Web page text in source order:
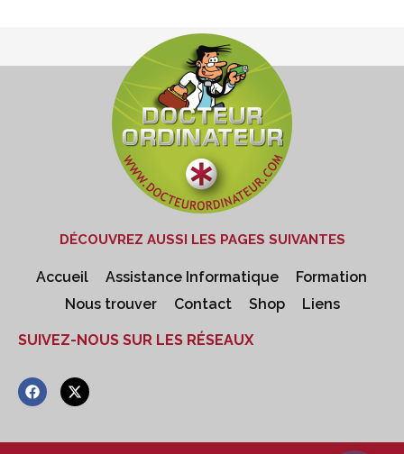
DÉCOUVREZ AUSSI LES PAGES SUIVANTES
Accueil Assistance Informatique
Formation
Nous trouver
Contact Shop Liens
SUIVEZ-NOUS SUR LES RÉSEAUX
F
a
b
X
-
i